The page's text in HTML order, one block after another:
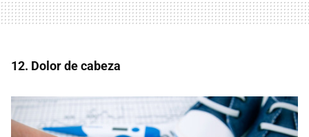
12. Dolor de cabeza